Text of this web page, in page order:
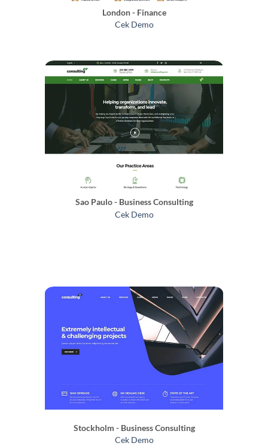
London - Finance
Cek Demo
Sao Paulo - Business Consulting
Cek Demo
Stockholm - Business Consulting
Cek Demo